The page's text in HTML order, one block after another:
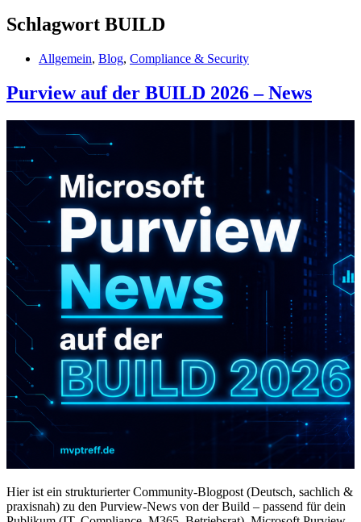
Schlagwort BUILD
Allgemein, Blog, Compliance & Security
Purview auf der BUILD 2026 – News
Hier ist ein strukturierter Community-Blogpost (Deutsch, sachlich &
praxisnah) zu den Purview-News von der Build – passend für dein